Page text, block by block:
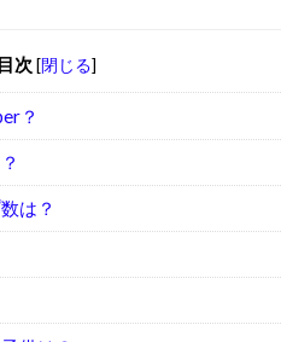
次 [閉じる]
？
は？